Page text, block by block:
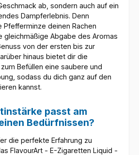
ab, sondern auch auf ein
Dampferlebnis. Denn
Pfefferminze deinen Rachen
gleichmäßige Abgabe des Aromas
von der ersten bis zur
hinaus bietet dir die
Befüllen eine saubere und
sodass du dich ganz auf den
kannst.
passt am
Bedürfnissen?
die perfekte Erfahrung zu
FlavourArt - E-Zigaretten Liquid -